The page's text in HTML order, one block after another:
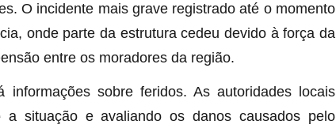
O incidente mais grave registrado até o momento
onde parte da estrutura cedeu devido à força da
entre os moradores da região.
informações sobre feridos. As autoridades locais
a situação e avaliando os danos causados pelo